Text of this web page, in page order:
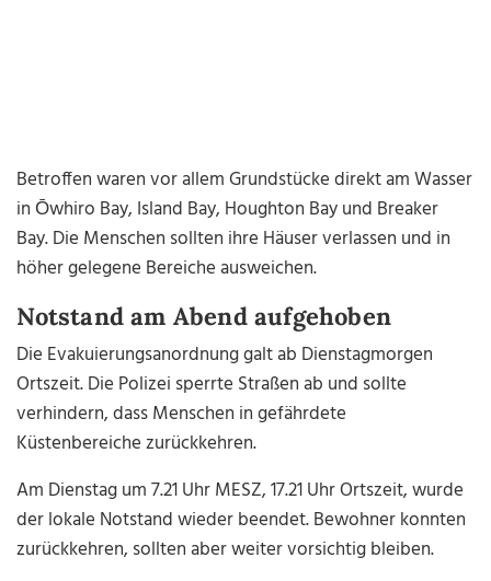
Betroffen waren vor allem Grundstücke direkt am Wasser
in Ōwhiro Bay, Island Bay, Houghton Bay und Breaker
Bay. Die Menschen sollten ihre Häuser verlassen und in
höher gelegene Bereiche ausweichen.
Notstand am Abend aufgehoben
Die Evakuierungsanordnung galt ab Dienstagmorgen
Ortszeit. Die Polizei sperrte Straßen ab und sollte
verhindern, dass Menschen in gefährdete
Küstenbereiche zurückkehren.
Am Dienstag um 7.21 Uhr MESZ, 17.21 Uhr Ortszeit, wurde
der lokale Notstand wieder beendet. Bewohner konnten
zurückkehren, sollten aber weiter vorsichtig bleiben.